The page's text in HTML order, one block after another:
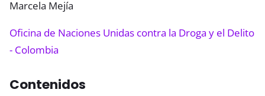
Marcela Mejía
Oficina de Naciones Unidas contra la Droga y el Delito
- Colombia
Contenidos